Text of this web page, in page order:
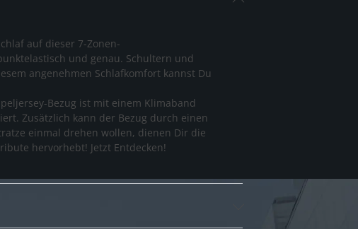
auf dieser 7-Zonen-
und genau. Schultern und
angenehmen Schlafkomfort kannst Du
Bezug ist mit einem Klimaband
Zusätzlich kann der Bezug durch einen
einmal drehen wollen, dienen Dir die
hervorhebt! Jetzt Entdecken!